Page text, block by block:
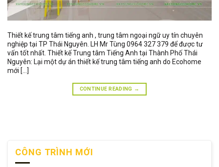
Thiết kế trung tâm tiếng anh , trung tâm ngoại ngữ uy tín chuyên
nghiệp tại TP Thái Nguyên. LH Mr Tùng 0964 327 379 để được tư
vấn tốt nhất. Thiết kế Trung tâm Tiếng Anh tại Thành Phố Thái
Nguyên: Lại một dự án thiết kế trung tâm tiếng anh do Ecohome
mới […]
CONTINUE READING →
CÔNG TRÌNH MỚI